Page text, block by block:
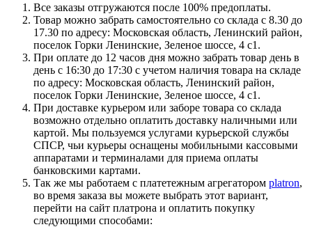
Все заказы отгружаются после 100% предоплаты.
Товар можно забрать самостоятельно со склада с 8.30 до
17.30 по адресу: Московская область, Ленинский район,
поселок Горки Ленинские, Зеленое шоссе, 4 с1.
При оплате до 12 часов дня можно забрать товар день в
день с 16:30 до 17:30 с учетом наличия товара на складе
по адресу: Московская область, Ленинский район,
поселок Горки Ленинские, Зеленое шоссе, 4 с1.
При доставке курьером или заборе товара со склада
возможно отдельно оплатить доставку наличными или
картой. Мы пользуемся услугами курьерской службы
СПСР, чьи курьеры оснащены мобильными кассовыми
аппаратами и терминалами для приема оплаты
банковскими картами.
Так же мы работаем с платетежным агрегатором platron,
во время заказа вы можете выбрать этот вариант,
перейти на сайт платрона и оплатить покупку
следующими способами: